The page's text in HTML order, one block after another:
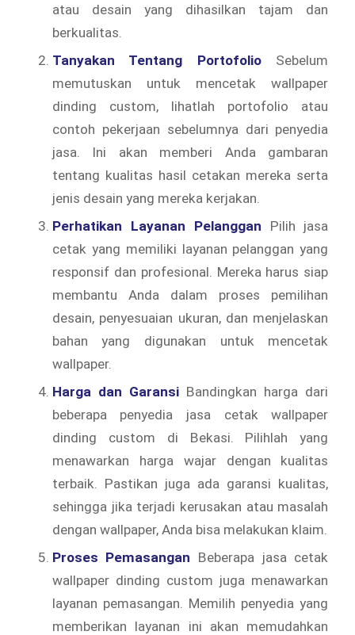
atau desain yang dihasilkan tajam dan
berkualitas.
Tanyakan Tentang PortofolioSebelum
memutuskan untuk mencetak wallpaper
dinding custom, lihatlah portofolio atau
contoh pekerjaan sebelumnya dari penyedia
jasa. Ini akan memberi Anda gambaran
tentang kualitas hasil cetakan mereka serta
jenis desain yang mereka kerjakan.
Perhatikan Layanan Pelanggan Pilih jasa
cetak yang memiliki layanan pelanggan yang
responsif dan profesional. Mereka harus siap
membantu Anda dalam proses pemilihan
desain, penyesuaian ukuran, dan menjelaskan
bahan yang digunakan untuk mencetak
wallpaper.
Harga dan Garansi Bandingkan harga dari
beberapa penyedia jasa cetak wallpaper
dinding custom di Bekasi. Pilihlah yang
menawarkan harga wajar dengan kualitas
terbaik. Pastikan juga ada garansi kualitas,
sehingga jika terjadi kerusakan atau masalah
dengan wallpaper, Anda bisa melakukan klaim.
Proses Pemasangan Beberapa jasa cetak
wallpaper dinding custom juga menawarkan
layanan pemasangan. Memilih penyedia yang
memberikan layanan ini akan memudahkan